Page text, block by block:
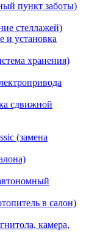
пункт заботы)
стеллажей)
и установка
хранения)
сдвижной
(замена
в салон)
камера,